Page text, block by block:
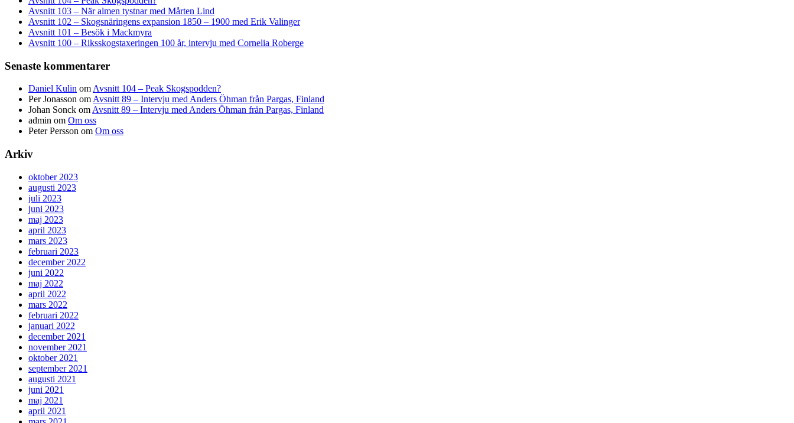
Avsnitt 103 – När almen tystnar med Mårten Lind
Avsnitt 102 – Skogsnäringens expansion 1850 – 1900 med Erik Valinger
Avsnitt 101 – Besök i Mackmyra
Avsnitt 100 – Riksskogstaxeringen 100 år, intervju med Cornelia Roberge
Senaste kommentarer
Daniel Kulin om Avsnitt 104 – Peak Skogspodden?
Per Jonasson om Avsnitt 89 – Intervju med Anders Öhman från Pargas, Finland
Johan Sonck om Avsnitt 89 – Intervju med Anders Öhman från Pargas, Finland
admin om Om oss
Peter Persson om Om oss
Arkiv
oktober 2023
augusti 2023
juli 2023
juni 2023
maj 2023
april 2023
mars 2023
februari 2023
december 2022
juni 2022
maj 2022
april 2022
mars 2022
februari 2022
januari 2022
december 2021
november 2021
oktober 2021
september 2021
augusti 2021
juni 2021
maj 2021
april 2021